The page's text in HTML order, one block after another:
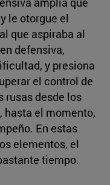
le otorgue el
que aspiraba al
defensiva,
y presiona
el control de
rusas desde los
hasta el momento,
En estas
elementos, el
tiempo.